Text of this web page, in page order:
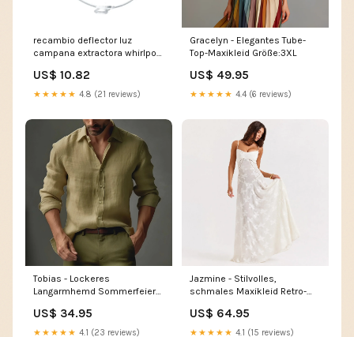
recambio deflector luz
campana extractora whirlpool
y retenes lavadora
US$ 10.82
★★★★★ 4.8 (21 reviews)
Gracelyn - Elegantes Tube-
Top-Maxikleid Größe:3XL
US$ 49.95
★★★★★ 4.4 (6 reviews)
Tobias - Lockeres
Langarmhemd Sommerfeier
US$ 34.95
★★★★★ 4.1 (23 reviews)
Jazmine - Stilvolles,
schmales Maxikleid Retro-
US$ 64.95
★★★★★ 4.1 (15 reviews)